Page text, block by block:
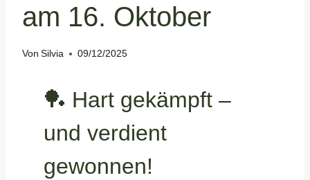
am 16. Oktober
Von Silvia 09/12/2025
🏓 Hart gekämpft –
und verdient
gewonnen!